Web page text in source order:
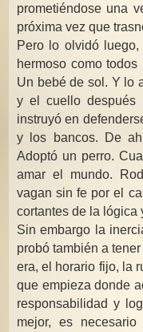
prometiéndose una
próxima vez que
Pero lo olvidó
hermoso como
Un bebé de sol. Y lo
y el cuello después
instruyó en
y los bancos. De
Adoptó un perro.
amar el mundo.
vagan sin fe por el
cortantes de la lógica
Sin embargo la
probó también a
era, el horario fijo, la
que empieza donde
responsabilidad y
mejor, es